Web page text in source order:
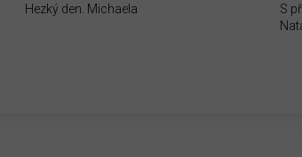
Hezký den. Michaela
S